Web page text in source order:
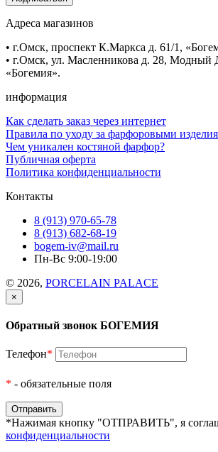
Адреса магазинов
• г.Омск, проспект К.Маркса д. 61/1,
• г.Омск, ул. Масленникова д. 28, Модный
«Богемия».
информация
Как сделать заказ через интернет
Правила по уходу за фарфоровыми
Чем уникален костяной фарфор?
Публичная оферта
Политика конфиденциальности
Контакты
8 (913) 970-65-78
8 (913) 682-68-19
bogem-iv@mail.ru
Пн-Вс 9:00-19:00
© 2026, PORCELAIN PALACE
×
Обратный звонок БОГЕМИЯ
Телефон*
* - обязательные поля
*Нажимая кнопку "ОТПРАВИТЬ", я
конфиденциальности